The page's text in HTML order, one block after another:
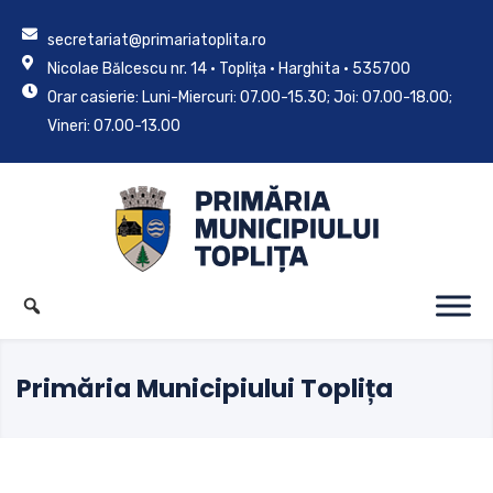
secretariat@primariatoplita.ro
Nicolae Bălcescu nr. 14 • Toplița • Harghita • 535700
Orar casierie: Luni-Miercuri: 07.00-15.30; Joi: 07.00-18.00;
Vineri: 07.00-13.00
Primăria Municipiului Toplița